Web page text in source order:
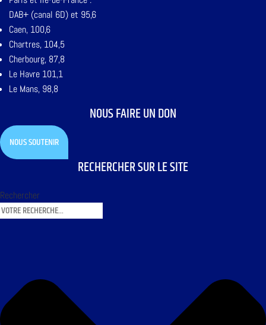
DAB+ (canal 6D) et 95,6
Caen, 100,6
Chartres, 104,5
Cherbourg, 87,8
Le Havre 101,1
Le Mans, 98,8
NOUS FAIRE UN DON
NOUS SOUTENIR
RECHERCHER SUR LE SITE
Rechercher